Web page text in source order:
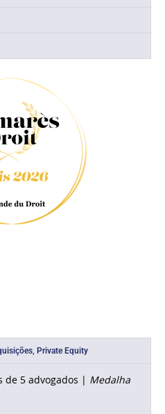
Private Equity
de 5 advogados | Medalha